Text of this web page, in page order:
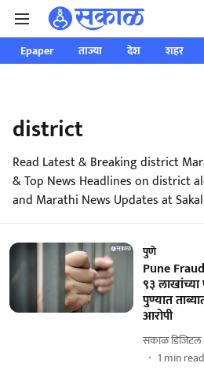
Epaper ताज्या देश शहर
district
Read Latest & Breaking district
& Top News Headlines on district
and Marathi News Updates at Sakal
पुणे
Pune
९३
पुण्यात
आरोपी
सकाळ डिजिटल
1 min read